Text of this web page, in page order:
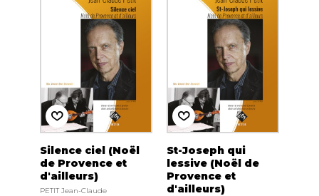
Silence ciel (Noël
de Provence et
d'ailleurs)
PETIT Jean-Claude
St-Joseph qui
lessive (Noël de
Provence et
d'ailleurs)